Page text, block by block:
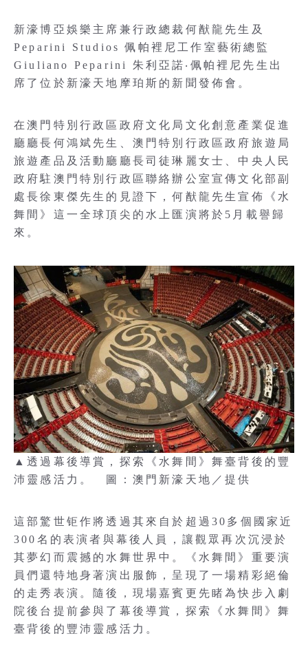
新濠博亞娛樂主席兼行政總裁何猷龍先生及
Peparini Studios 佩帕裡尼工作室藝術總監
Giuliano Peparini 朱利亞諾‧佩帕裡尼先生出
席了位於新濠天地摩珀斯的新聞發佈會。
在澳門特別行政區政府文化局文化創意產業促進
廳廳長何鴻斌先生、澳門特別行政區政府旅遊局
旅遊產品及活動廳廳長司徒琳麗女士、中央人民
政府駐澳門特別行政區聯絡辦公室宣傳文化部副
處長徐東傑先生的見證下，何猷龍先生宣佈《水
舞間》這一全球頂尖的水上匯演將於5月載譽歸
來。
▲透過幕後導賞，探索《水舞間》舞臺背後的豐
沛靈感活力。 圖：澳門新濠天地／提供
這部驚世钜作將透過其來自於超過30多個國家近
300名的表演者與幕後人員，讓觀眾再次沉浸於
其夢幻而震撼的水舞世界中。《水舞間》重要演
員們還特地身著演出服飾，呈現了一場精彩絕倫
的走秀表演。隨後，現場嘉賓更先睹為快步入劇
院後台提前參與了幕後導賞，探索《水舞間》舞
臺背後的豐沛靈感活力。